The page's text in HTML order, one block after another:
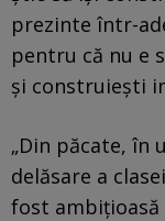
prezinte într-
pentru că nu e
și construiești
„Din păcate, în
delăsare a
fost ambițioasă